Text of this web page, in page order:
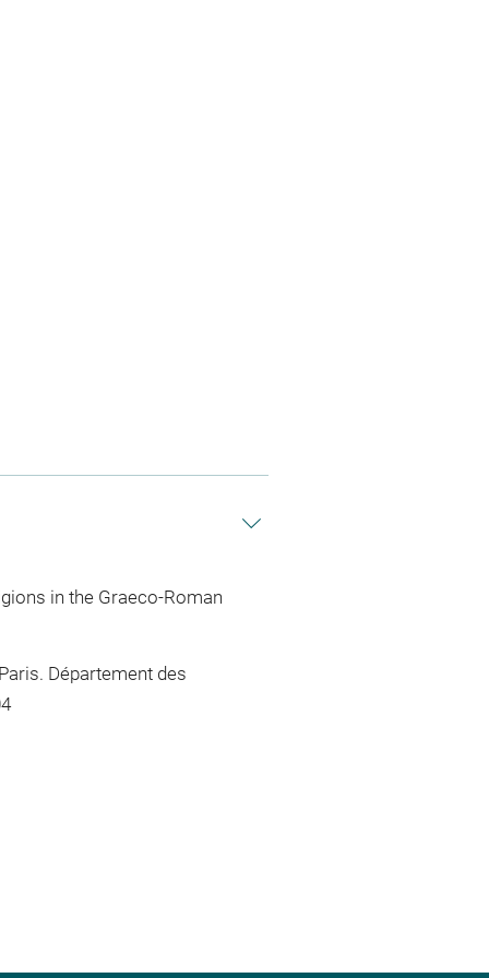
in the Graeco-Roman
Département des